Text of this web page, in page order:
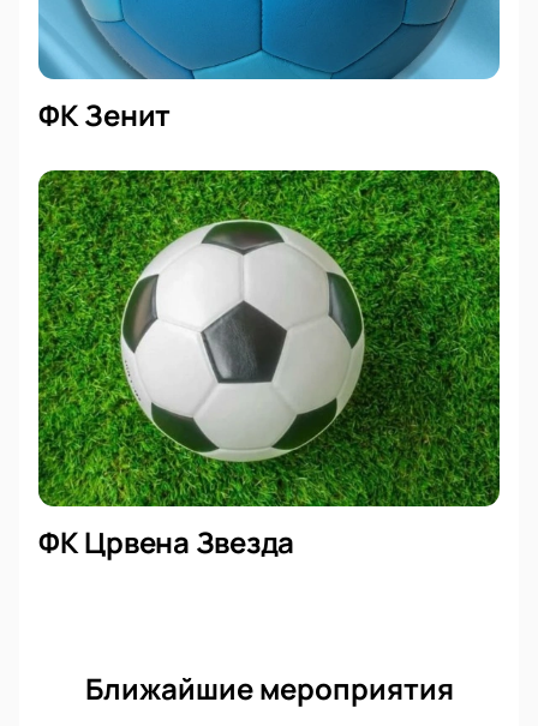
ФК Зенит
ФК Црвена Звезда
Ближайшие мероприятия